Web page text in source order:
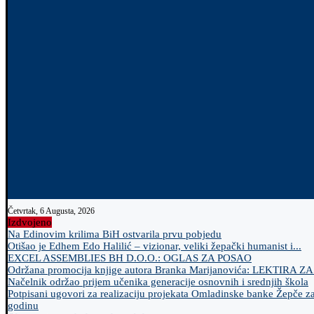
Četvrtak, 6 Augusta, 2026
Izdvojeno
Na Edinovim krilima BiH ostvarila prvu pobjedu
Otišao je Edhem Edo Halilić – vizionar, veliki žepački humanist i...
EXCEL ASSEMBLIES BH D.O.O.: OGLAS ZA POSAO
Održana promocija knjige autora Branka Marijanovića: LEKTIRA
Načelnik održao prijem učenika generacije osnovnih i srednjih škola
Potpisani ugovori za realizaciju projekata Omladinske banke Žepče
godinu